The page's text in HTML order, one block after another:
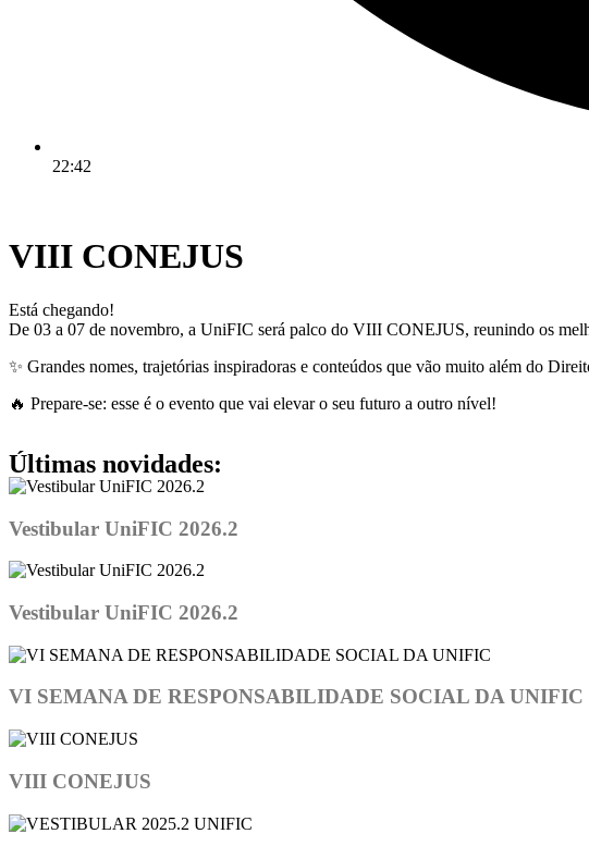
22:42
VIII CONEJUS
Está chegando!
De 03 a 07 de novembro, a UniFIC será palco do VIII CONEJUS, reunindo os
✨ Grandes nomes, trajetórias inspiradoras e conteúdos que vão muito além do
🔥 Prepare-se: esse é o evento que vai elevar o seu futuro a outro nível!
Últimas novidades:
Vestibular UniFIC 2026.2
Vestibular UniFIC 2026.2
VI SEMANA DE RESPONSABILIDADE SOCIAL DA UNIFIC
VIII CONEJUS